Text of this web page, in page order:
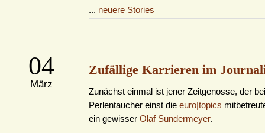
... neuere Stories
04
März
Zufällige Karrieren im
Zunächst einmal ist jener Zeitgenosse, der
Perlentaucher einst die euro|topics
ein gewisser Olaf Sundermeyer.